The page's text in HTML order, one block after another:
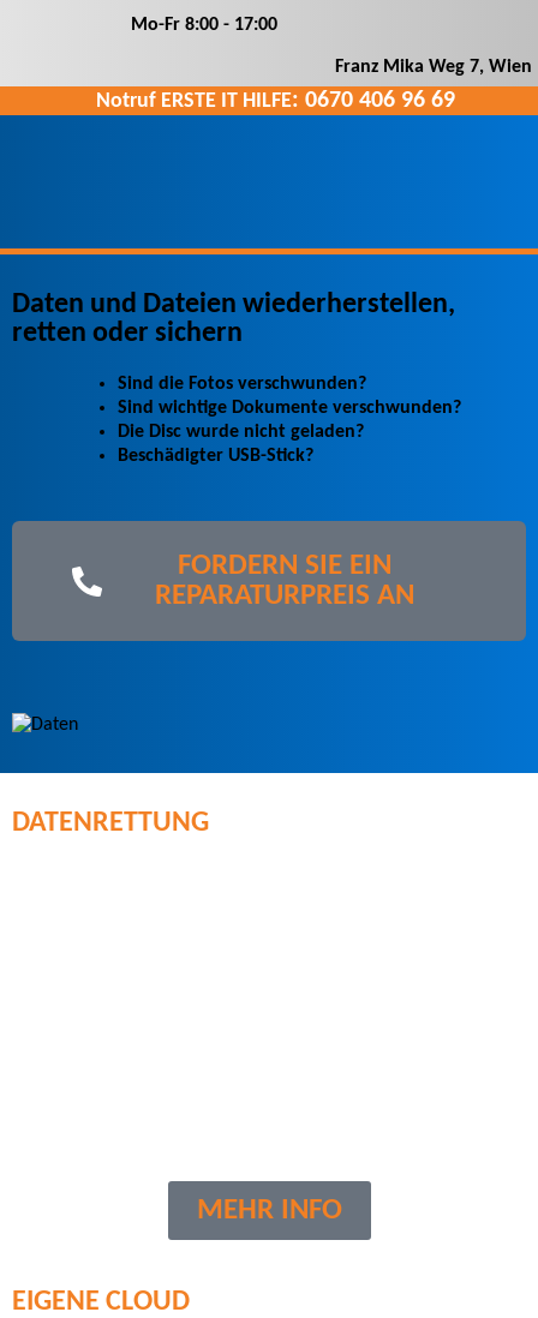
Mo-Fr 8:00 - 17:00
Franz Mika Weg 7, Wien
Notruf ERSTE IT HILFE: 0670 406 96 69
Daten und Dateien wiederherstellen,
retten oder sichern
Sind die Fotos verschwunden?
Sind wichtige Dokumente verschwunden?
Die Disc wurde nicht geladen?
Beschädigter USB-Stick?
FORDERN SIE EIN
REPARATURPREIS AN
DATENRETTUNG
MEHR INFO
EIGENE CLOUD